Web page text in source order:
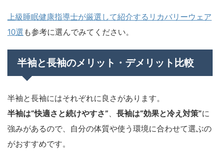
上級睡眠健康指導士が厳選して紹介するリカバリーウェア
10選 も参考に選んでみてください。
半袖と長袖のメリット・デメリット比較
半袖と長袖にはそれぞれに良さがあります。
半袖は“快適さと続けやすさ”
長袖は“効果と冷え対策”に
強みがあるので、自分の体質や使う環境に合わせて選ぶの
がおすすめです。